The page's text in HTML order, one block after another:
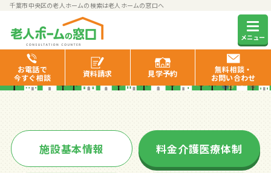
千葉市中央区の老人ホームの検索は老人ホームの窓口へ
メニュー
お電話で
今すぐ相談
資料請求 見学予約
無料相談・
お問い合わせ
ニチイケアセンター千葉中央
施設基本情報 料金介護医療体制